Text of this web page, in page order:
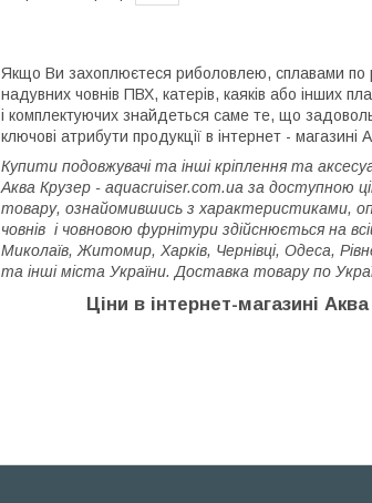
Якщо Ви захоплюєтеся риболовлею, сплавами по
надувних човнів ПВХ, катерів, каяків або інших
і комплектуючих знайдеться саме те, що
ключові атрибути продукції в інтернет -
Купити подовжувачі та інші кріплення та
Аква Крузер - aquacruiser.com.ua за доступною
товару, ознайомившись з характеристиками,
човнів і човновою фурнітури здійснюється на
Миколаїв, Житомир, Харків, Чернівці, Одеса,
та інші міста України. Доставка товару по
Ціни в інтернет-магазині